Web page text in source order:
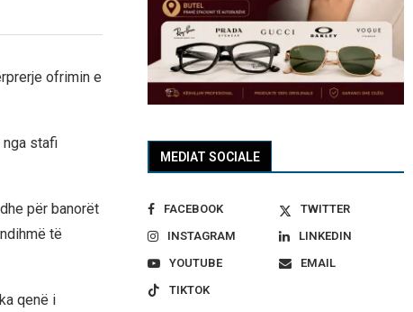
ofrimin e
stafi
për banorët
të
qenë i
MEDIAT SOCIALE
FACEBOOK
TWITTER
INSTAGRAM
LINKEDIN
YOUTUBE
EMAIL
TIKTOK